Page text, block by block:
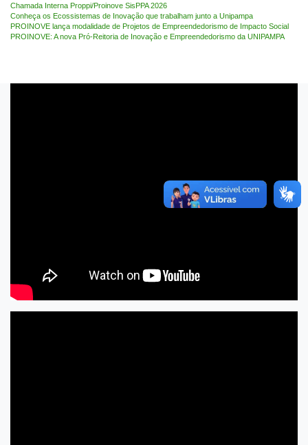
Chamada Interna Proppi/Proinove SisPPA 2026
Conheça os Ecossistemas de Inovação que trabalham junto a Unipampa
PROINOVE lança modalidade de Projetos de Empreendedorismo de Impacto Social
PROINOVE: A nova Pró-Reitoria de Inovação e Empreendedorismo da UNIPAMPA